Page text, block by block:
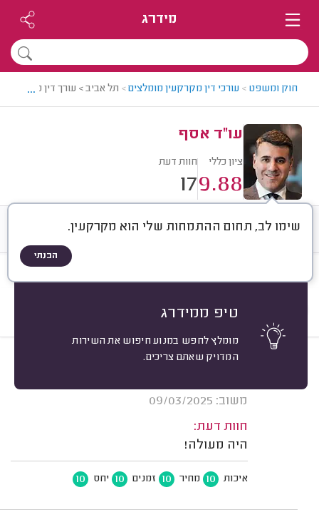
מידרג
חוק ומשפט > עורכי דין מקרקעין מומלצים> תל אביב > עורך דין ...
עו"ד אסף
ציון כללי
9.88
חוות דעת
17
שימו לב, תחום ההתמחות שלי הוא מקרקעין.
הבנתי
טיפ ממידרג
מומלץ לחפש במנוע חיפוש את השירות
המדויק שאתם צריכים.
חוות דעת ממוצע רישוי ותעודות
סוג הנכס
אבי פסח, תל אביב.
משוב: 09/03/2025
חוות דעת:
היה מעולה!
איכות 10 מחיר 10 זמנים 10 יחס 10